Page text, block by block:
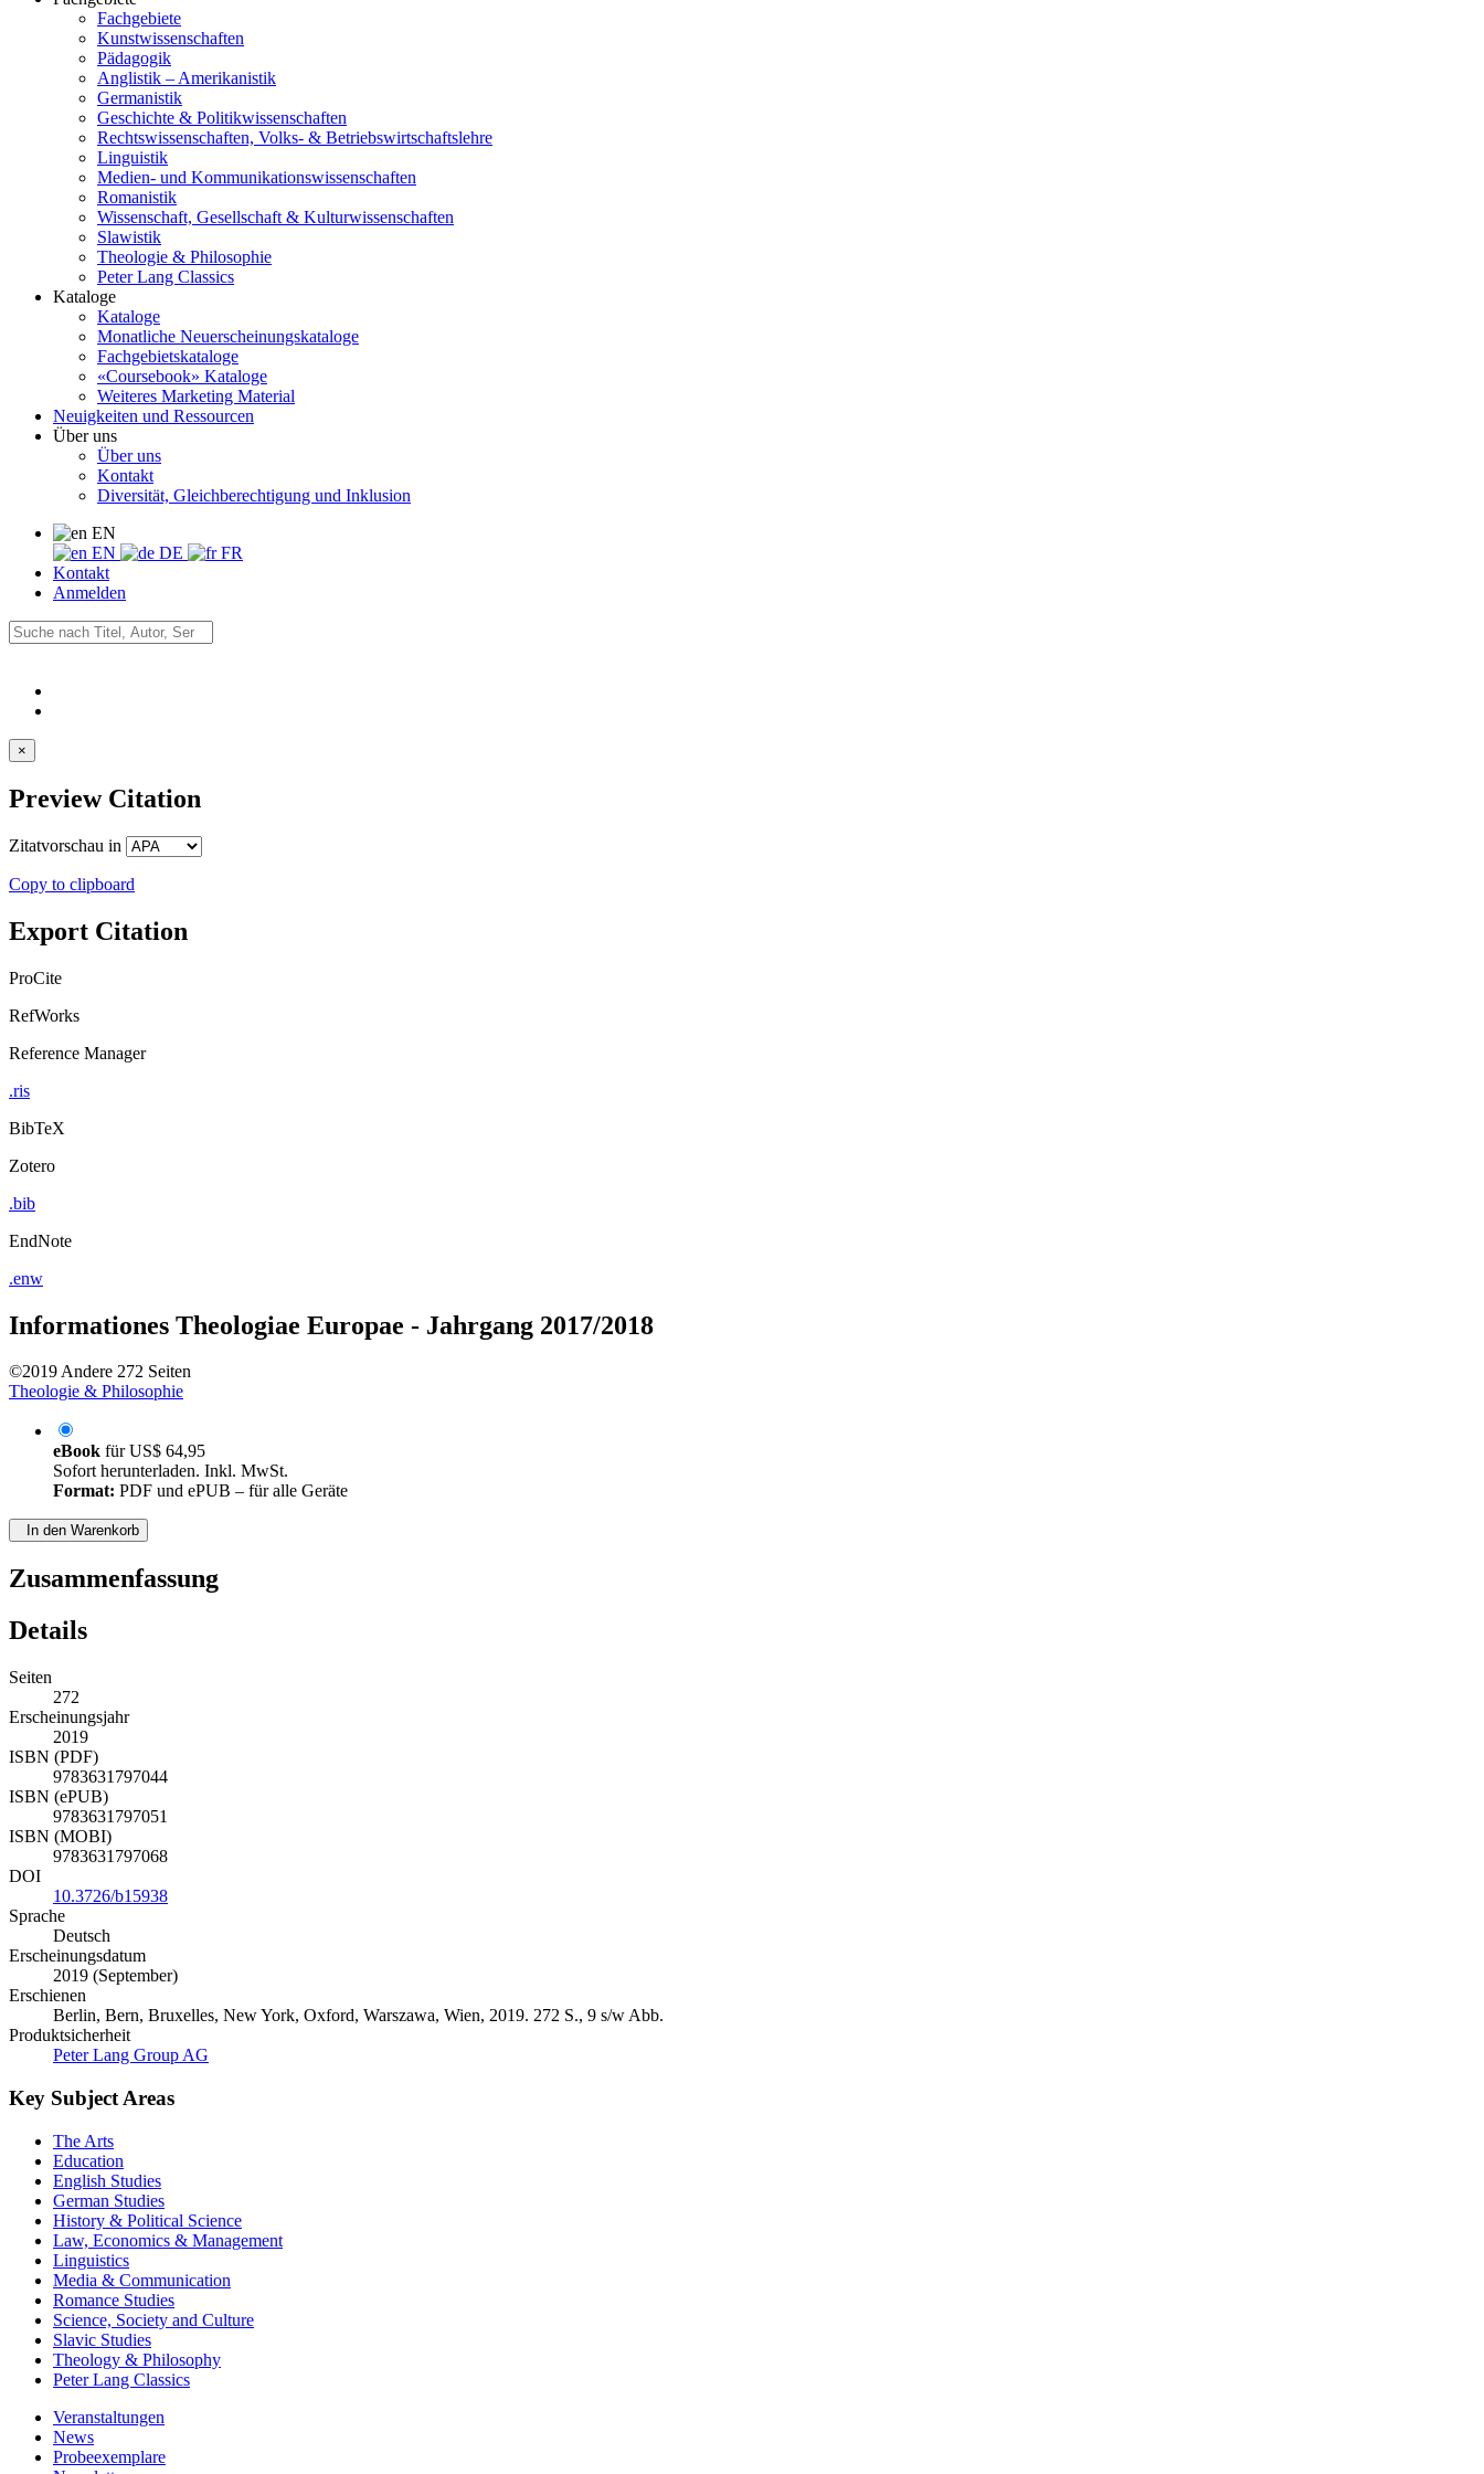
Fachgebiete
Kunstwissenschaften
Pädagogik
Anglistik – Amerikanistik
Germanistik
Geschichte & Politikwissenschaften
Rechtswissenschaften, Volks- & Betriebswirtschaftslehre
Linguistik
Medien- und Kommunikationswissenschaften
Romanistik
Wissenschaft, Gesellschaft & Kulturwissenschaften
Slawistik
Theologie & Philosophie
Peter Lang Classics
Kataloge
Kataloge
Monatliche Neuerscheinungskataloge
Fachgebietskataloge
«Coursebook» Kataloge
Weiteres Marketing Material
Neuigkeiten und Ressourcen
Über uns
Über uns
Kontakt
Diversität, Gleichberechtigung und Inklusion
EN
EN
DE
FR
Kontakt
Anmelden
×
Preview Citation
Zitatvorschau in
Copy to clipboard
Export Citation
ProCite
RefWorks
Reference Manager
.ris
BibTeX
Zotero
.bib
EndNote
.enw
Informationes Theologiae Europae - Jahrgang 2017/2018
©2019Andere 272 Seiten
Theologie & Philosophie
eBook fürUS$ 64,95
Sofort herunterladen. Inkl. MwSt.
Format: PDF und ePUB – für alle Geräte
In den Warenkorb
Zusammenfassung
Details
Seiten
272
Erscheinungsjahr
2019
ISBN (PDF)
9783631797044
ISBN (ePUB)
9783631797051
ISBN (MOBI)
9783631797068
DOI
10.3726/b15938
Sprache
Deutsch
Erscheinungsdatum
2019 (September)
Erschienen
Berlin, Bern, Bruxelles, New York, Oxford, Warszawa, Wien, 2019. 272 S., 9 s/w Abb.
Produktsicherheit
Peter Lang Group AG
Key Subject Areas
The Arts
Education
English Studies
German Studies
History & Political Science
Law, Economics & Management
Linguistics
Media & Communication
Romance Studies
Science, Society and Culture
Slavic Studies
Theology & Philosophy
Peter Lang Classics
Veranstaltungen
News
Probeexemplare